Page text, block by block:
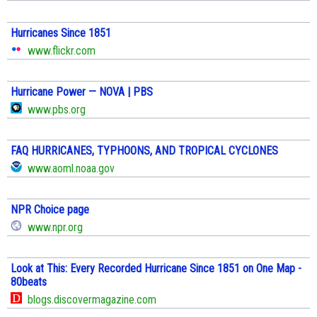
Hurricanes Since 1851
www.flickr.com
Hurricane Power — NOVA | PBS
www.pbs.org
FAQ HURRICANES, TYPHOONS, AND TROPICAL CYCLONES
www.aoml.noaa.gov
NPR Choice page
www.npr.org
Look at This: Every Recorded Hurricane Since 1851 on One Map -
80beats
blogs.discovermagazine.com